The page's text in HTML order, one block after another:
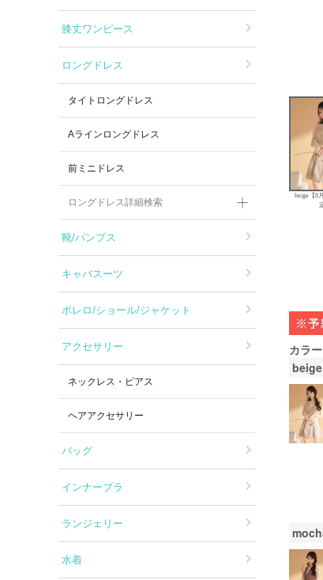
膝丈ワンピース
ロングドレス
タイトロングドレス
Aラインロングドレス
前ミニドレス
ロングドレス詳細検索
靴/パンプス
キャバスーツ
ボレロ/ショール/ジャケット
アクセサリー
ネックレス・ピアス
ヘアアクセサリー
バッグ
インナーブラ
ランジェリー
水着
beige【8
カラー
beige